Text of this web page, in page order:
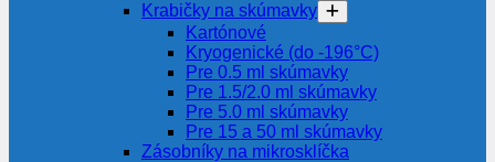
Krabičky na skúmavky
Kartónové
Kryogenické (do -196°C)
Pre 0.5 ml skúmavky
Pre 1.5/2.0 ml skúmavky
Pre 5.0 ml skúmavky
Pre 15 a 50 ml skúmavky
Zásobníky na mikrosklíčka